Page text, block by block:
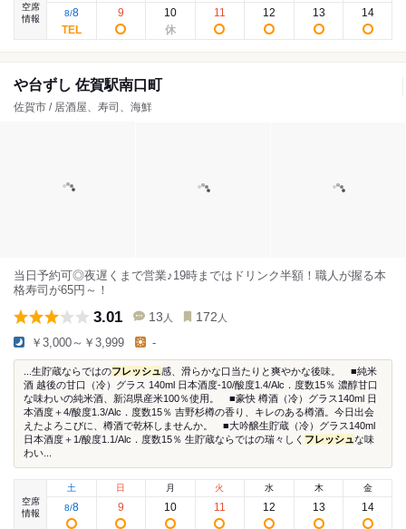
空席
情報
8/8 9 10 11 12 13 14
や台ずし 佐賀駅南口町
佐賀市 / 居酒屋、寿司、海鮮
当日予約可◎夜遅くまで営業♪19時まではドリンク半額！職人が握る本
格寿司が65円～！
3.01 13 人 172 人
￥3,000～￥3,999 -
...生貯蔵ならではのフレッシュ 感、滑らかな口当たりと爽やかな後味。 ■純米
酒 越後の甘口（冷）グラス 140ml 日本酒度-10/酸度1.4/Alc．度数15％ 濃醇甘口
な味わいの純米酒、新潟県産米100％使用。 ■豪快 樽酒（冷）グラス140ml 日
本酒度＋4/酸度1.3/Alc．度数15％ 吉野杉樽の香り、キレのある樽酒。今日出会
えたよろこびに、樽酒で乾杯しませんか。 ■大吟醸生貯蔵（冷）グラス140ml
日本酒度＋1/酸度1.1/Alc．度数15％ 生貯蔵ならではの瑞々しく フレッシュ な味
わい...
空席
情報
土
8/8
日
9
月
10
火
11
水
12
木
13
金
14